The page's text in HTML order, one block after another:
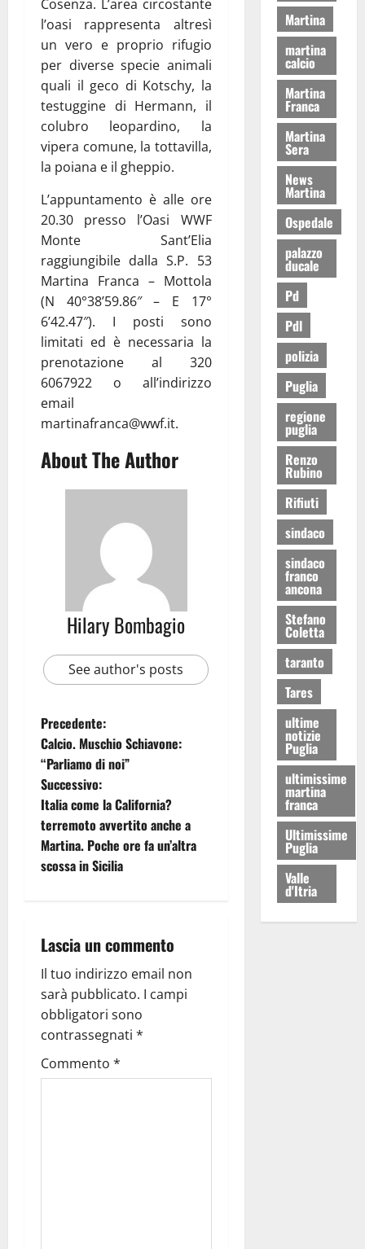
Cosenza. L’area circostante
l’oasi rappresenta altresì
un vero e proprio rifugio
per diverse specie animali
quali il geco di Kotschy, la
testuggine di Hermann, il
colubro leopardino, la
vipera comune, la tottavilla,
la poiana e il gheppio.
L’appuntamento è alle ore
20.30 presso l’Oasi WWF
Monte Sant’Elia
raggiungibile dalla S.P. 53
Martina Franca – Mottola
(N 40°38’59.86″ – E 17°
6’42.47″). I posti sono
limitati ed è necessaria la
prenotazione al 320
6067922 o all’indirizzo
email
martinafranca@wwf.it.
About The Author
Hilary Bombagio
See author's posts
Precedente:
Calcio. Muschio Schiavone:
“Parliamo di noi”
Successivo:
Italia come la California?
terremoto avvertito anche a
Martina. Poche ore fa un’altra
scossa in Sicilia
Lascia un commento
Il tuo indirizzo email non
sarà pubblicato. I campi
obbligatori sono
contrassegnati *
Commento *
Martina
martina
calcio
Martina
Franca
Martina
Sera
News
Martina
Ospedale
palazzo
ducale
Pd
Pdl
polizia
Puglia
regione
puglia
Renzo
Rubino
Rifiuti
sindaco
sindaco
franco
ancona
Stefano
Coletta
taranto
Tares
ultime
notizie
Puglia
ultimissime
martina
franca
Ultimissime
Puglia
Valle
d'Itria